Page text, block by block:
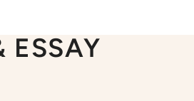
ESSAY